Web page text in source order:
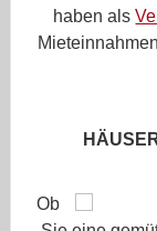
haben als
Ob